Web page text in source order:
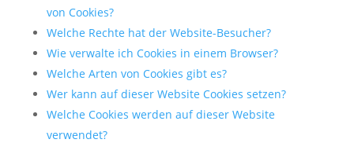
von Cookies?
Welche Rechte hat der Website-Besucher?
Wie verwalte ich Cookies in einem Browser?
Welche Arten von Cookies gibt es?
Wer kann auf dieser Website Cookies setzen?
Welche Cookies werden auf dieser Website
verwendet?